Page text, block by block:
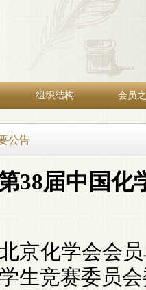
组织结构 会员
公告
38届中国化
京化学会会
学生竞赛委员